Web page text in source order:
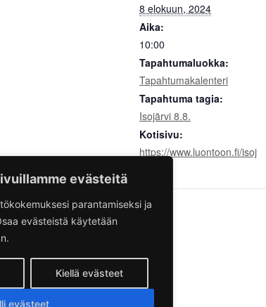
evästeitä
parantamiseksi ja
evästeistä käytetään
Kiellä evästeet
evästeet
8 elokuun, 2024
Aika:
10:00
Tapahtumaluokka:
Tapahtumakalenteri
Tapahtuma tagia:
Isojärvi 8.8.
Kotisivu:
https://www.luontoon.fi/isoj
EN Kino – Rosalie 6.8.